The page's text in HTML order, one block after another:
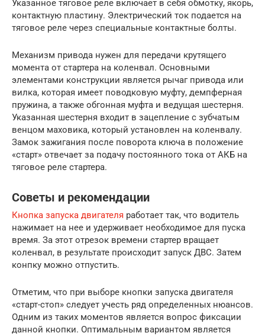
Указанное тяговое реле включает в себя обмотку, якорь,
контактную пластину. Электрический ток подается на
тяговое реле через специальные контактные болты.
Механизм привода нужен для передачи крутящего
момента от стартера на коленвал. Основными
элементами конструкции является рычаг привода или
вилка, которая имеет поводковую муфту, демпферная
пружина, а также обгонная муфта и ведущая шестерня.
Указанная шестерня входит в зацепление с зубчатым
венцом маховика, который установлен на коленвалу.
Замок зажигания после поворота ключа в положение
«старт» отвечает за подачу постоянного тока от АКБ на
тяговое реле стартера.
Советы и рекомендации
Кнопка запуска двигателя работает так, что водитель
нажимает на нее и удерживает необходимое для пуска
время. За этот отрезок времени стартер вращает
коленвал, в результате происходит запуск ДВС. Затем
конпку можно отпустить.
Отметим, что при выборе кнопки запуска двигателя
«старт-стоп» следует учесть ряд определенных нюансов.
Одним из таких моментов является вопрос фиксации
данной кнопки. Оптимальным вариантом является